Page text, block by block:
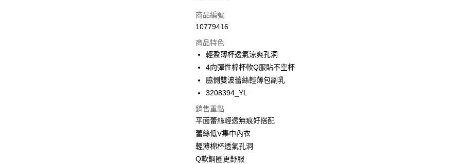
Apple Pay
悠遊付
Google Pay
全支付
AFTEE先享後付
相關說明
【關於「AFTEE先享後付」】
AFTEE先享後付是「在收到商品之後才付款」的支付方式。 讓您購物簡單
便利好安心！
ATM付款
商品編號
10779416
商品特色
輕盈薄杯透氣涼爽孔洞
4向彈性棉杯軟Q服貼不空杯
脇側雙波蕾絲輕薄包副乳
3208394_YL
銷售重點
平面蕾絲輕透無痕好搭配
蕾絲低V集中內衣
輕薄棉杯透氣孔洞
Q軟鋼圈更舒服